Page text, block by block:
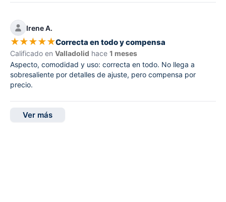
Irene A.
★★★★★Correcta en todo y compensa
Calificado en Valladolid hace 1 meses
Aspecto, comodidad y uso: correcta en todo. No llega a
sobresaliente por detalles de ajuste, pero compensa por
precio.
Ver más